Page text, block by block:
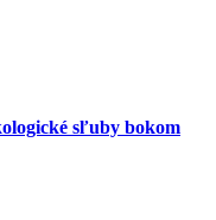
sľuby bokom